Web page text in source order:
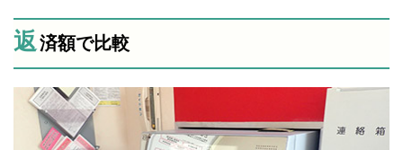
返済額で比較